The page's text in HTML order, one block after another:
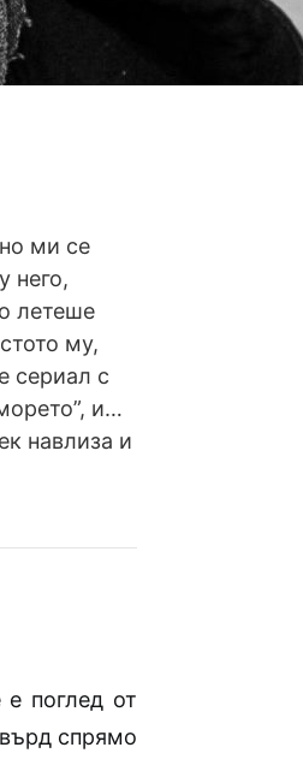
ми се
него,
летеше
му,
сериал с
и…
навлиза и
поглед от
спрямо